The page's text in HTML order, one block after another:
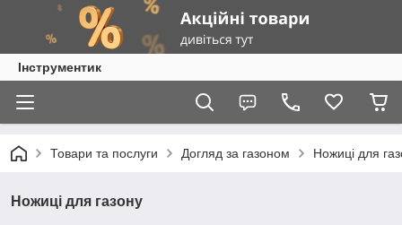
Інструментик
Товари та послуги Догляд за газоном Ножиці для
Ножиці для газону